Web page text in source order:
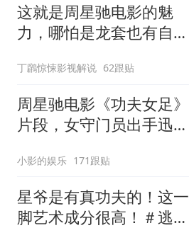
这就是周星驰电影的魅
力，哪怕是龙套也有自己
丁鸊惊悚影视解说 62跟贴
周星驰电影《功夫女足》
片段，女守门员出手迅
小影的娱乐 171跟贴
星爷是有真功夫的！这一
脚艺术成分很高！＃逃学